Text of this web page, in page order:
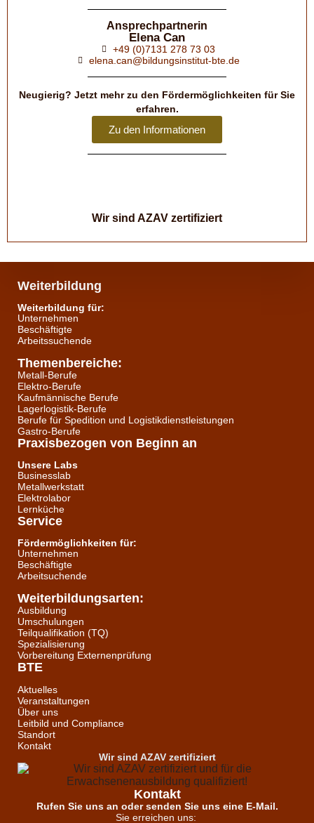
Ansprechpartnerin
Elena Can
+49 (0)7131 278 73 03
elena.can@bildungsinstitut-bte.de
Neugierig? Jetzt mehr zu den Förder­möglich­keiten für Sie
erfahren.
Zu den Informationen
Wir sind AZAV zertifiziert
Weiterbildung
Weiterbildung für:
Unternehmen
Beschäftigte
Arbeitssuchende
Themenbereiche:
Metall-Berufe
Elektro-Berufe
Kaufmännische Berufe
Lagerlogistik-Berufe
Berufe für Spedition und Logistikdienstleistungen
Gastro-Berufe
Praxisbezogen von Beginn an
Unsere Labs
Businesslab
Metallwerkstatt
Elektrolabor
Lernküche
Service
Fördermöglichkeiten für:
Unternehmen
Beschäftigte
Arbeitsuchende
Weiterbildungsarten:
Ausbildung
Umschulungen
Teilqualifikation (TQ)
Spezialisierung
Vorbereitung Externenprüfung
BTE
Aktuelles
Veranstaltungen
Über uns
Leitbild und Compliance
Standort
Kontakt
Wir sind AZAV zertifiziert
Kontakt
Rufen Sie uns an oder senden Sie uns eine E-Mail.
Sie erreichen uns: